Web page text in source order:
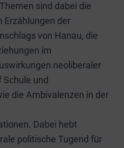
sind dabei die
Erzählungen der
von Hanau, die
im
neoliberaler
und
die Ambivalenzen in der
Dabei hebt
politische Tugend für